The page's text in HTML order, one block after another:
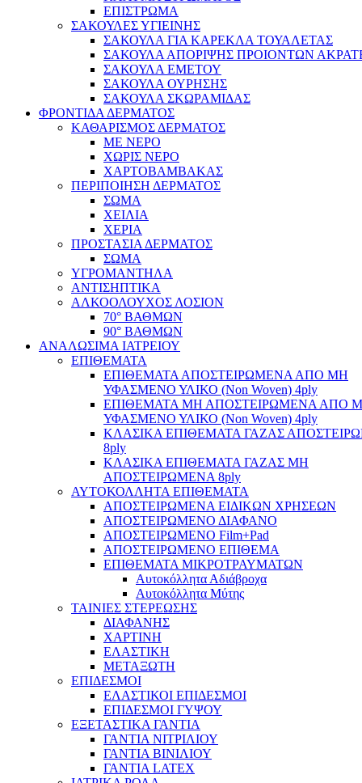
ΕΠΙΣΤΡΩΜΑ
ΣΑΚΟΥΛΕΣ ΥΓΙΕΙΝΗΣ
ΣΑΚΟΥΛΑ ΓΙΑ ΚΑΡΕΚΛΑ ΤΟΥΑΛΕΤΑΣ
ΣΑΚΟΥΛΑ ΑΠΟΡΙΨΗΣ ΠΡΟΙΟΝΤΩΝ
ΣΑΚΟΥΛΑ ΕΜΕΤΟΥ
ΣΑΚΟΥΛΑ ΟΥΡΗΣΗΣ
ΣΑΚΟΥΛΑ ΣΚΩΡΑΜΙΔΑΣ
ΦΡΟΝΤΙΔΑ ΔΕΡΜΑΤΟΣ
ΚΑΘΑΡΙΣΜΟΣ ΔΕΡΜΑΤΟΣ
ΜΕ ΝΕΡΟ
ΧΩΡΙΣ ΝΕΡΟ
ΧΑΡΤΟΒΑΜΒΑΚΑΣ
ΠΕΡΙΠΟΙΗΣΗ ΔΕΡΜΑΤΟΣ
ΣΩΜΑ
ΧΕΙΛΙΑ
ΧΕΡΙΑ
ΠΡΟΣΤΑΣΙΑ ΔΕΡΜΑΤΟΣ
ΣΩΜΑ
ΥΓΡΟΜΑΝΤΗΛΑ
ΑΝΤΙΣΗΠΤΙΚΑ
ΑΛΚΟΟΛΟΥΧΟΣ ΛΟΣΙΟΝ
70° ΒΑΘΜΩΝ
90° ΒΑΘΜΩΝ
ΑΝΑΛΩΣΙΜΑ ΙΑΤΡΕΙΟΥ
ΕΠΙΘΕΜΑΤΑ
ΕΠΙΘΕΜΑΤΑ ΑΠΟΣΤΕΙΡΩΜΕΝΑ ΑΠΟ ΜΗ
ΥΦΑΣΜΕΝΟ ΥΛΙΚΟ (Non Woven) 4ply
ΕΠΙΘΕΜΑΤΑ ΜΗ ΑΠΟΣΤΕΙΡΩΜΕΝΑ ΑΠΟ
ΥΦΑΣΜΕΝΟ ΥΛΙΚΟ (Non Woven) 4ply
ΚΛΑΣΙΚΑ ΕΠΙΘΕΜΑΤΑ ΓΑΖΑΣ
8ply
ΚΛΑΣΙΚΑ ΕΠΙΘΕΜΑΤΑ ΓΑΖΑΣ ΜΗ
ΑΠΟΣΤΕΙΡΩΜΕΝΑ 8ply
ΑΥΤΟΚΟΛΛΗΤΑ ΕΠΙΘΕΜΑΤΑ
ΑΠΟΣΤΕΙΡΩΜΕΝΑ ΕΙΔΙΚΩΝ ΧΡΗΣΕΩΝ
ΑΠΟΣΤΕΙΡΩΜΕΝΟ ΔΙΑΦΑΝΟ
ΑΠΟΣΤΕΙΡΩΜΕΝΟ Film+Pad
ΑΠΟΣΤΕΙΡΩΜΕΝΟ ΕΠΙΘΕΜΑ
ΕΠΙΘΕΜΑΤΑ ΜΙΚΡΟΤΡΑΥΜΑΤΩΝ
Αυτοκόλλητα Αδιάβροχα
Αυτοκόλλητα Μύτης
ΤΑΙΝΙΕΣ ΣΤΕΡΕΩΣΗΣ
ΔΙΑΦΑΝΗΣ
ΧΑΡΤΙΝΗ
ΕΛΑΣΤΙΚΗ
ΜΕΤΑΞΩΤΗ
ΕΠΙΔΕΣΜΟΙ
ΕΛΑΣΤΙΚΟΙ ΕΠΙΔΕΣΜΟΙ
ΕΠΙΔΕΣΜΟΙ ΓΥΨΟΥ
ΕΞΕΤΑΣΤΙΚΑ ΓΑΝΤΙΑ
ΓΑΝΤΙΑ ΝΙΤΡΙΛΙΟΥ
ΓΑΝΤΙΑ ΒΙΝΙΛΙΟΥ
ΓΑΝΤΙΑ LATEX